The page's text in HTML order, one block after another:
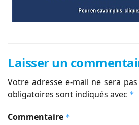
Laisser un
Votre adresse e-mail ne sera
obligatoires sont indiqués avec *
Commentaire *